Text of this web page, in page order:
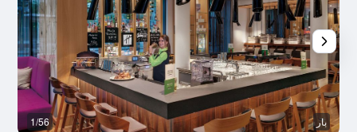
بار 1/56